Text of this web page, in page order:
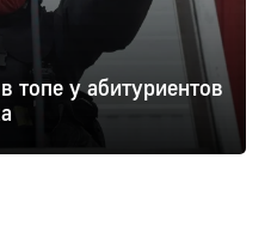
топе у абитуриентов